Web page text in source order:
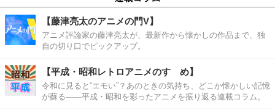
【藤津亮太のアニメの門V】
アニメ評論家の藤津亮太が、最新作から懐かしの作品まで、独
自の切り口でピックアップ。
【平成・昭和レトロアニメのすゝめ】
令和に見ると“エモい”？あのときの気持ち、どこか懐かしい記憶
が蘇る――平成・昭和を彩ったアニメを振り返る連載コラム。